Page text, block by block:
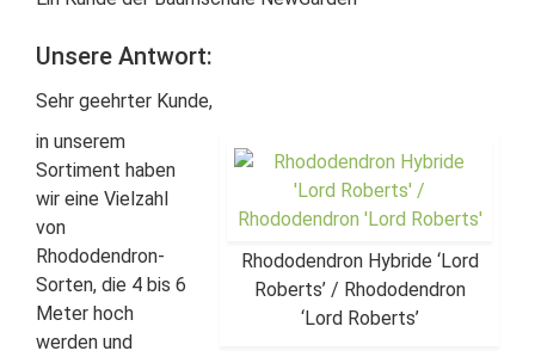
Unsere Antwort:
Sehr geehrter Kunde,
Rhododendron Hybride ‘Lord
Roberts’ / Rhododendron
‘Lord Roberts’
in unserem
Sortiment haben
wir eine Vielzahl
von
Rhododendron-
Sorten, die 4 bis 6
Meter hoch
werden und